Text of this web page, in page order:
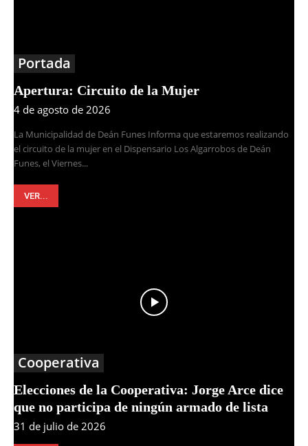
Portada
Apertura: Circuito de la Mujer
4 de agosto de 2026
La Municipalidad de Deán Funes Informa que estaremos realizando
el circuito de la mujer en el Dispensario Los Algarrobos de Deán
Funes, el Viernes...
VER...
Cooperativa
Elecciones de la Cooperativa: Jorge Arce dice
que no participa de ningún armado de lista
31 de julio de 2026